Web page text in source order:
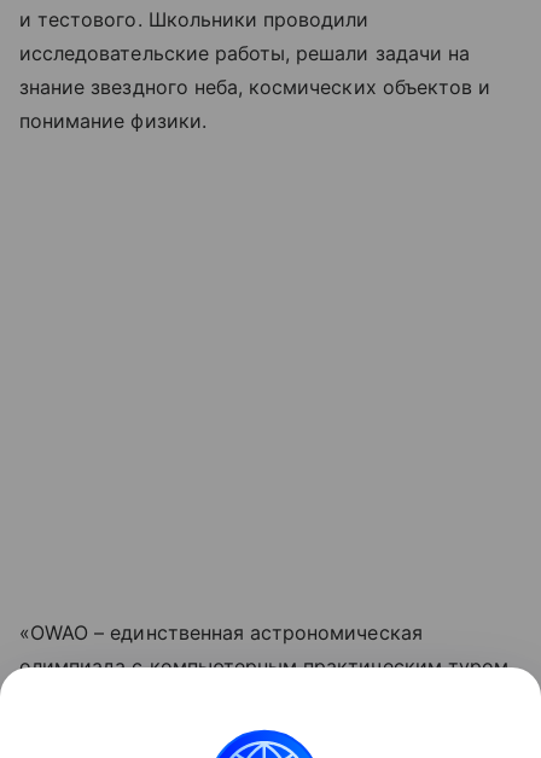
и тестового. Школьники проводили
исследовательские работы, решали задачи на
знание звездного неба, космических объектов и
понимание физики.
«OWAO – единственная астрономическая
олимпиада с компьютерным практическим туром
формате научного отчета», — сообщили в пресс-